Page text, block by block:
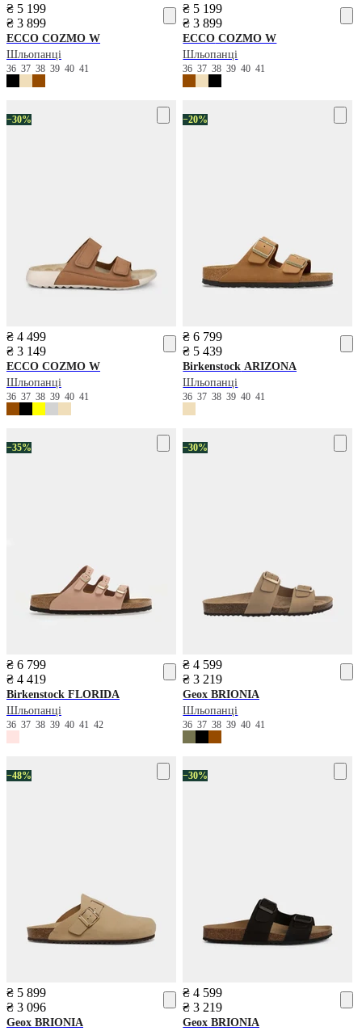
₴ 5 199
₴ 3 899
ECCO COZMO W
Шльопанці
36 37 38 39 40 41
₴ 5 199
₴ 3 899
ECCO COZMO W
Шльопанці
363738394041
−30%
₴ 4 499
₴ 3 149
ECCO COZMO W
Шльопанці
36 37 38 39 40 41
−20%
₴ 6 799
₴ 5 439
Birkenstock ARIZONA
Шльопанці
363738394041
−35%
₴ 6 799
₴ 4 419
Birkenstock FLORIDA
Шльопанці
36 37 38 39 40 41 42
−30%
₴ 4 599
₴ 3 219
Geox BRIONIA
Шльопанці
363738394041
−48%
₴ 5 899
₴ 3 096
Geox BRIONIA
−30%
₴ 4 599
₴ 3 219
Geox BRIONIA